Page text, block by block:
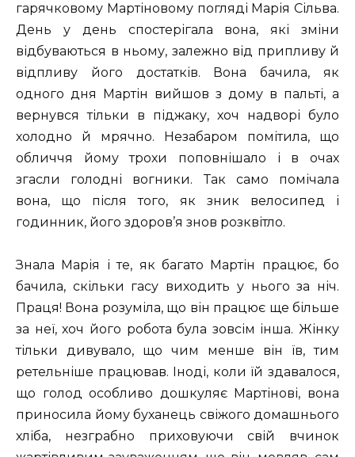
гарячковому Мартіновому погляді Марія Сільва.
День у день спостерігала вона, які зміни
відбуваються в ньому, залежно від припливу й
відпливу його достатків. Вона бачила, як
одного дня Мартін вийшов з дому в пальті, а
вернувся тільки в піджаку, хоч надворі було
холодно й мрячно. Незабаром помітила, що
обличчя йому трохи поповнішало і в очах
згасли голодні вогники. Так само помічала
вона, що після того, як зник велосипед і
годинник, його здоров’я знов розквітло.
Знала Марія і те, як багато Мартін працює, бо
бачила, скільки гасу виходить у нього за ніч.
Праця! Вона розуміла, що він працює ще більше
за неї, хоч його робота була зовсім інша. Жінку
тільки дивувало, що чим менше він їв, тим
ретельніше працював. Іноді, коли їй здавалося,
що голод особливо дошкуляє Мартінові, вона
приносила йому буханець свіжого домашнього
хліба, незграбно приховуючи свій вчинок